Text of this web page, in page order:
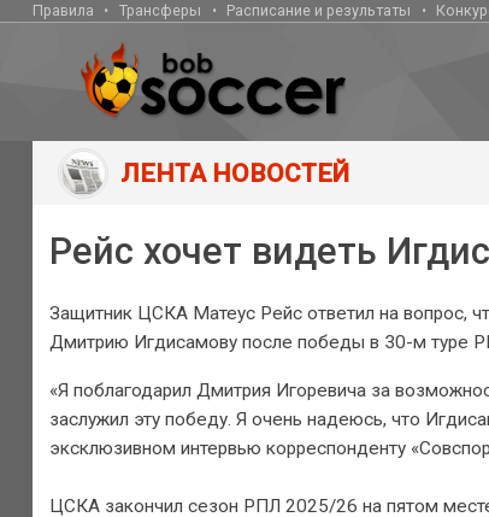
Правила Трансферы Расписание и результаты
ЛЕНТА НОВОСТЕЙ
Рейс хочет видеть
Защитник ЦСКА Матеус Рейс ответил на вопрос,
Дмитрию Игдисамову после победы в 30-м туре
«Я поблагодарил Дмитрия Игоревича за
заслужил эту победу. Я очень надеюсь, что
эксклюзивном интервью корреспонденту
ЦСКА закончил сезон РПЛ 2025/26 на пятом